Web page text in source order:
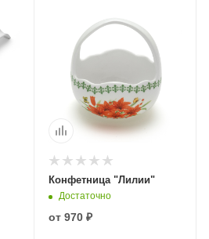
Конфетница "Лилии"
Достаточно
от 970 ₽